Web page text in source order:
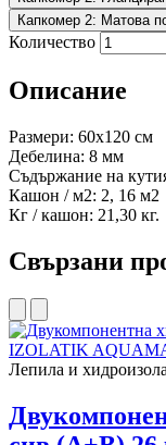
Капкомер 2: Матова
Количество
Описание
Размери: 60x120 см
Дебелина: 8 мм
Съдържание на
Кашон / м2: 2, 16 м2
Кг / кашон: 21,30 кг.
Свързани
Лепила и